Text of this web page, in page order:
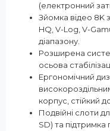
(електронний
Зйомка відео 8K
HQ, V-Log, V-
діапазону.
Розширена
осьова
Ергономічний
корпус, стійкий
Подвійні слоти
SD) та підтримка